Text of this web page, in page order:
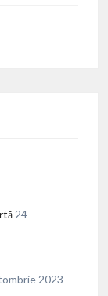
24
2023